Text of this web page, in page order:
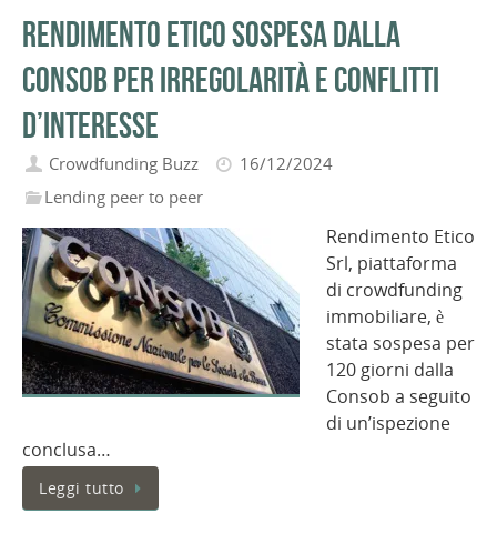
Rendimento Etico sospesa dalla
Consob per irregolarità e conflitti
d’interesse
Crowdfunding Buzz
16/12/2024
Lending peer to peer
Rendimento Etico
Srl, piattaforma
di crowdfunding
immobiliare, è
stata sospesa per
120 giorni dalla
Consob a seguito
di un’ispezione
conclusa…
Leggi tutto